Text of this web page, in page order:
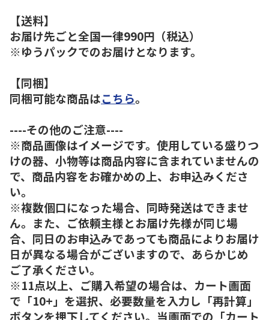
【送料】
お届け先ごと全国一律990円（税込）
※ゆうパックでのお届けとなります。
【同梱】
同梱可能な商品はこちら。
----その他のご注意----
※商品画像はイメージです。使用している盛りつ
けの器、小物等は商品内容に含まれていませんの
で、商品内容をお確かめの上、お申込みくださ
い。
※複数個口になった場合、同時発送はできませ
ん。また、ご依頼主様とお届け先様が同じ場
合、同日のお申込みであっても商品によりお届け
日が異なる場合がございますので、あらかじめ
ご了承ください。
※11点以上、ご購入希望の場合は、カート画面
で「10+」を選択、必要数量を入力し「再計算」
ボタンを押下してください。当画面での「カート